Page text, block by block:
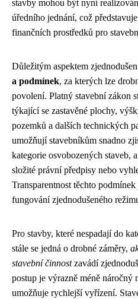
stavby mohou být nyní
úředního jednání, což
finančních prostředků pro
Důležitým aspektem
a podmínek, za kterých lze
povolení. Platný stavební zákon
týkající se zastavěné plochy,
pozemků a dalších technických
umožňují stavebníkům snadno
kategorie osvobozených staveb,
složité právní předpisy nebo
Transparentnost těchto
fungování zjednodušeného
Pro stavby, které nespadají do
stále se jedná o drobné záměry,
stavební činnostzavádí
postup je výrazně méně náročný
umožňuje rychlejší vyřízení.